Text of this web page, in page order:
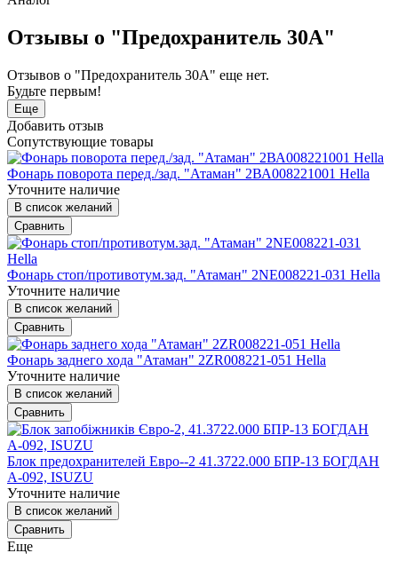
Отзывы о "Предохранитель 30А"
Отзывов о "Предохранитель 30А" еще нет.
Будьте первым!
Еще
Добавить отзыв
Сопутствующие товары
Фонарь поворота перед./зад. "Атаман" 2ВА008221001 Hella
Уточните наличие
В список желаний
Сравнить
Фонарь стоп/противотум.зад. "Атаман" 2NE008221-031 Hella
Уточните наличие
В список желаний
Сравнить
Фонарь заднего хода "Атаман" 2ZR008221-051 Hella
Уточните наличие
В список желаний
Сравнить
Блок предохранителей Евро--2 41.3722.000 БПР-13 БОГДАН
А-092, ISUZU
Уточните наличие
В список желаний
Сравнить
Еще